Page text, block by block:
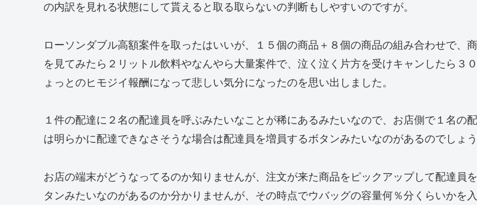
の内訳を見れる状態にして貰えると取る取らないの判断もしやすいのですが。
ローソンダブル高額案件を取ったはいいが、１５個の商品＋８個の商品の組み合わせで、
を見てみたら２リットル飲料やなんやら大量案件で、泣く泣く片方を受けキャンしたら３
ょっとのヒモジイ報酬になって悲しい気分になったのを思い出しました。
１件の配達に２名の配達員を呼ぶみたいなことが稀にあるみたいなので、お店側で１名の
は明らかに配達できなさそうな場合は配達員を増員するボタンみたいなのがあるのでしょう
お店の端末がどうなってるのか知りませんが、注文が来た商品をピックアップして配達員
タンみたいなのがあるのか分かりませんが、その時点でウバッグの容量何％分くらいかを